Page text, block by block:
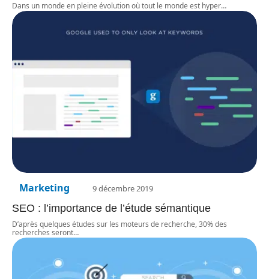
Dans un monde en pleine évolution où tout le monde est hyper…
Marketing 9 décembre 2019
SEO : l’importance de l’étude sémantique
D’après quelques études sur les moteurs de recherche, 30% des
recherches seront…